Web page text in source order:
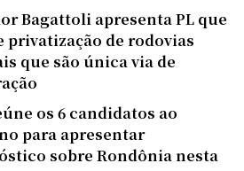
Bagattoli apresenta PL que
privatização de rodovias
que são única via de
os 6 candidatos ao
para apresentar
sobre Rondônia nesta